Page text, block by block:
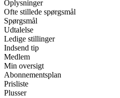
Oplysninger
Ofte stillede spørgsmål
Spørgsmål
Udtalelse
Ledige stillinger
Indsend tip
Medlem
Min oversigt
Abonnementsplan
Prisliste
Plusser